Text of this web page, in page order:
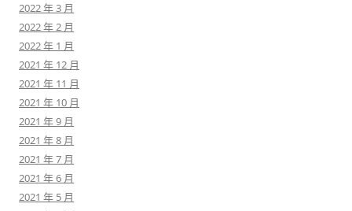
2022 年 3 月
2022 年 2 月
2022 年 1 月
2021 年 12 月
2021 年 11 月
2021 年 10 月
2021 年 9 月
2021 年 8 月
2021 年 7 月
2021 年 6 月
2021 年 5 月